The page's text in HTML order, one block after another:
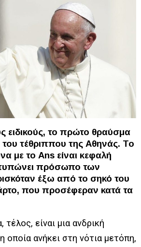
ειδικούς, το πρώτο θραύσμα
του τέθριππου της Αθηνάς. Το
με το Ans είναι κεφαλή
πρόσωπο των
έξω από το σηκό του
που προσέφεραν κατά τα
είναι μια ανδρική
οποία ανήκει στη νότια μετόπη,